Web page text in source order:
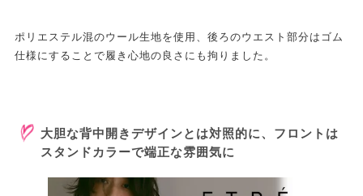
ポリエステル混のウール生地を使用、後ろのウエスト部分はゴム
仕様にすることで履き心地の良さにも拘りました。
大胆な背中開きデザインとは対照的に、フロントは
スタンドカラーで端正な雰囲気に